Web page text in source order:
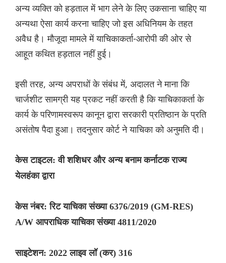
अन्य व्यक्ति को हड़ताल में भाग लेने के लिए उकसाना चाहिए या
अन्यथा ऐसा कार्य करना चाहिए जो इस अधिनियम के तहत
अवैध है। मौजूदा मामले में याचिकाकर्ता-आरोपी की ओर से
आहूत कथित हड़ताल नहीं हुई।
इसी तरह, अन्य अपराधों के संबंध में, अदालत ने माना कि
चार्जशीट सामग्री यह प्रकट नहीं करती है कि याचिकाकर्ता के
कार्य के परिणामस्वरूप कानून द्वारा सरकारी प्रतिष्ठान के प्रति
असंतोष पैदा हुआ। तदनुसार कोर्ट ने याचिका को अनुमति दी।
केस टाइटल: वी शशिधर और अन्य बनाम कर्नाटक राज्य
येलहंका द्वारा
केस नंबर: रिट याचिका संख्या 6376/2019 (GM-RES)
A/W आपराधिक याचिका संख्या 4811/2020
साइटेशन: 2022 लाइव लॉ (कर) 316